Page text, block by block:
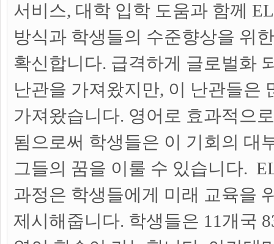
서비스, 대학 입학 도움과 함께
방식과 학생들의 수준향상을 위
확신합니다. 급격하게 글로벌화
난관을 가져왔지만, 이 난관들은
가져왔습니다. 영어로 효과적으
됨으로써 학생들은 이 기회의 대
그들의 꿈을 이룰 수 있습니다.
과정은 학생들에게 미래 교육을
제시해줍니다. 학생들은 11개국